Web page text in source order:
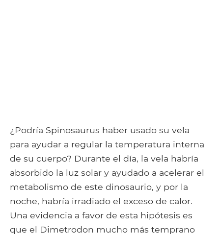
¿Podría Spinosaurus haber usado su vela
para ayudar a regular la temperatura interna
de su cuerpo? Durante el día, la vela habría
absorbido la luz solar y ayudado a acelerar el
metabolismo de este dinosaurio, y por la
noche, habría irradiado el exceso de calor.
Una evidencia a favor de esta hipótesis es
que el Dimetrodon mucho más temprano